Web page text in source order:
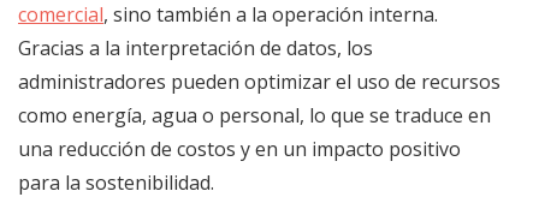
comercial, sino también a la operación interna.
Gracias a la interpretación de datos, los
administradores pueden optimizar el uso de recursos
como energía, agua o personal, lo que se traduce en
una reducción de costos y en un impacto positivo
para la sostenibilidad.